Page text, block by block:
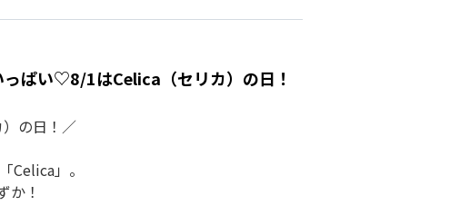
ぱい♡8/1はCelica（セリカ）の日！
の日！／
Celica」。
か！